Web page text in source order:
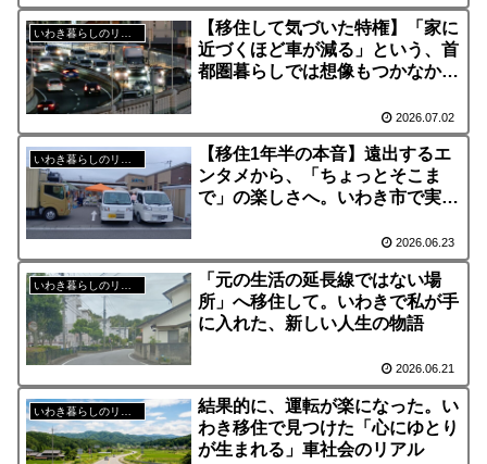
いわき暮らしのリアル
【移住して気づいた特権】「家に
近づくほど車が減る」という、首
都圏暮らしでは想像もつかなかっ
2026.07.02
【移住1年半の本音】遠出するエ
ンタメから、「ちょっとそこま
で」の楽しさへ。いわき市で実感
2026.06.23
「元の生活の延長線ではない場
所」へ移住して。いわきで私が手
に入れた、新しい人生の物語
2026.06.21
結果的に、運転が楽になった。い
わき移住で見つけた「心にゆとり
が生まれる」車社会のリアル